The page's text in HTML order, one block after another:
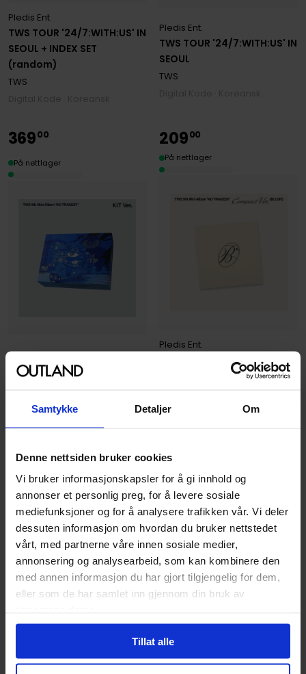
Samtykke Detaljer Om
Denne nettsiden bruker cookies
Vi bruker informasjonskapsler for å gi innhold og
annonser et personlig preg, for å levere sosiale
mediefunksjoner og for å analysere trafikken vår. Vi deler
dessuten informasjon om hvordan du bruker nettstedet
vårt, med partnerne våre innen sosiale medier,
annonsering og analysearbeid, som kan kombinere den
med annen informasjon du har gjort tilgjengelig for dem,
eller som de har samlet inn gjennom din bruk av
Tillat alle
TWS TOUR '24/7:WITH:US' IN
SEOUL + INDEX SET
(random)
Pledis Ent.
TWS
TWS TOUR '24/7:WITH:US' IN
SEOUL
Pledis Ent.
TWS
NO TRAGEDY' [5TH MINI
Pledis Ent.
36900
På nettlager
NO TRAGEDY' [5TH MINI
Pledis Ent.
TWS
20900
På nettlager
20900 209
På nettlager